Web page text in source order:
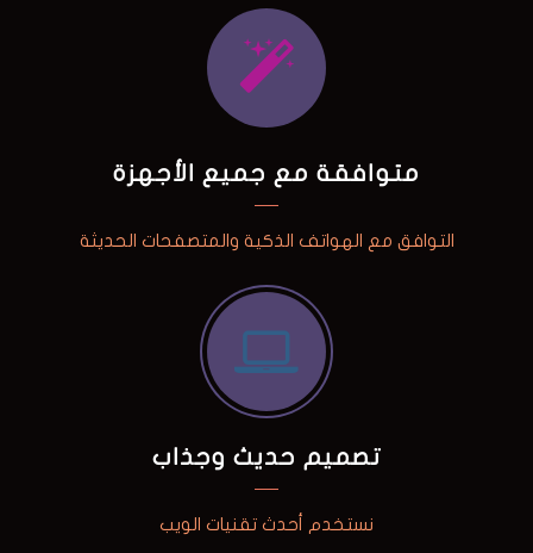
متوافقة مع جميع الأجهزة
التوافق مع الهواتف الذكية والمتصفحات الحديثة
تصميم حديث وجذاب
نستخدم أحدث تقنيات الويب